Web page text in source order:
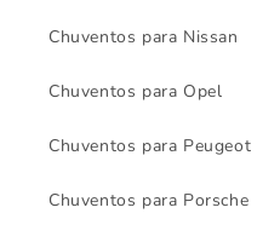
Chuventos para Nissan
Chuventos para Opel
Chuventos para Peugeot
Chuventos para Porsche